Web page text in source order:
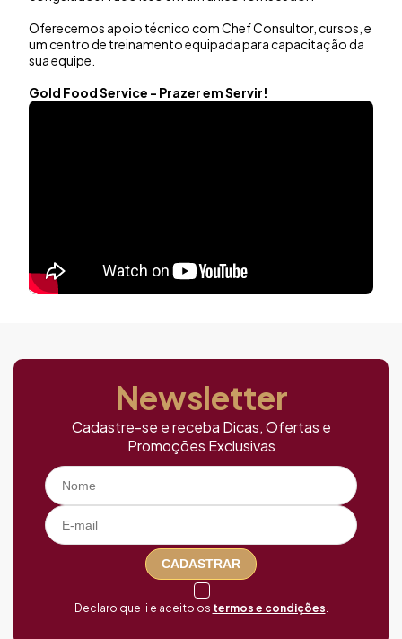
Oferecemos apoio técnico com Chef Consultor, cursos, e
um centro de treinamento equipada para capacitação da
sua equipe.
Gold Food Service - Prazer em Servir!
Newsletter
Cadastre-se e receba Dicas, Ofertas e
Promoções Exclusivas
CADASTRAR
Declaro que li e aceito os termos e condições